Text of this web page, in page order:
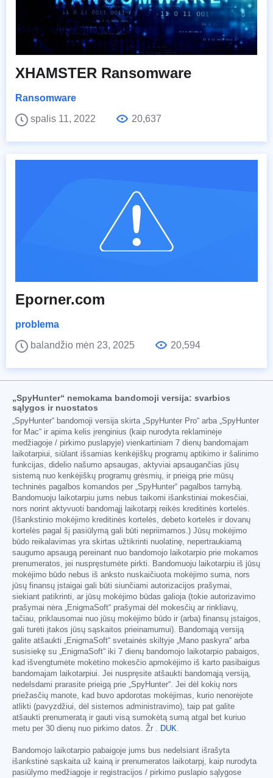
XHAMSTER Ransomware
Ransomware
spalis 11, 2022
20,637
Eporner.com
problema
balandžio mėn 23, 2025
20,594
„SpyHunter“ nemokama bandomoji versija: svarbios
sąlygos ir nuostatos
„SpyHunter“ bandomoji versija skirta „SpyHunter Pro“ arba „SpyHunter
for Mac“ ir apima kelis įrenginius (kaip nurodyta reklaminėje
medžiagoje / pirkimo puslapyje) vienkartiniam 7 dienų bandomajam
laikotarpiui, siūlant išsamias kenkėjiškų programų aptikimo ir šalinimo
funkcijas, didelio našumo apsaugas, aktyviai apsaugančias jūsų
sistemą nuo kenkėjiškų programų grėsmių, ir prieigą prie mūsų
techninės pagalbos komandos per „SpyHunter“ pagalbos tarnybą.
Bandomuoju laikotarpiu jums nebus taikomi išankstiniai mokesčiai,
nors norint aktyvuoti bandomąjį laikotarpį reikės kreditinės kortelės.
(Išankstinio mokėjimo kreditinės kortelės, debeto kortelės ir dovanų
kortelės pagal šį pasiūlymą gali būti nepriimamos.) Jūsų mokėjimo
būdo reikalavimas yra skirtas užtikrinti nuolatinę, nepertraukiamą
saugumo apsaugą pereinant nuo bandomojo laikotarpio prie mokamos
prenumeratos, jei nuspręstumėte pirkti. Bandomuoju laikotarpiu iš jūsų
mokėjimo būdo nebus iš anksto nuskaičiuota mokėjimo suma, nors
jūsų finansų įstaigai gali būti siunčiami autorizacijos prašymai,
siekiant patikrinti, ar jūsų mokėjimo būdas galioja (tokie autorizavimo
prašymai nėra „EnigmaSoft“ prašymai dėl mokesčių ar rinkliavų,
tačiau, priklausomai nuo jūsų mokėjimo būdo ir (arba) finansų įstaigos,
gali turėti įtakos jūsų sąskaitos prieinamumui). Bandomąją versiją
galite atšaukti „EnigmaSoft“ svetainės skiltyje „Mano paskyra“ arba
susisiekę su „EnigmaSoft“ iki 7 dienų bandomojo laikotarpio pabaigos,
kad išvengtumėte mokėtino mokesčio apmokėjimo iš karto pasibaigus
bandomajam laikotarpiui. Jei nuspręsite atšaukti bandomąją versiją,
nedelsdami prarasite prieigą prie „SpyHunter“. Jei dėl kokių nors
priežasčių manote, kad buvo apdorotas mokėjimas, kurio nenorėjote
atlikti (pavyzdžiui, dėl sistemos administravimo), taip pat galite
atšaukti prenumeratą ir gauti visą sumokėtą sumą atgal bet kuriuo
metu per 30 dienų nuo pirkimo datos. Žr . DUK.
Bandomojo laikotarpio pabaigoje jums bus nedelsiant išrašyta
išankstinė sąskaita už kainą ir prenumeratos laikotarpį, kaip nurodyta
pasiūlymo medžiagoje ir registracijos / pirkimo puslapio sąlygose